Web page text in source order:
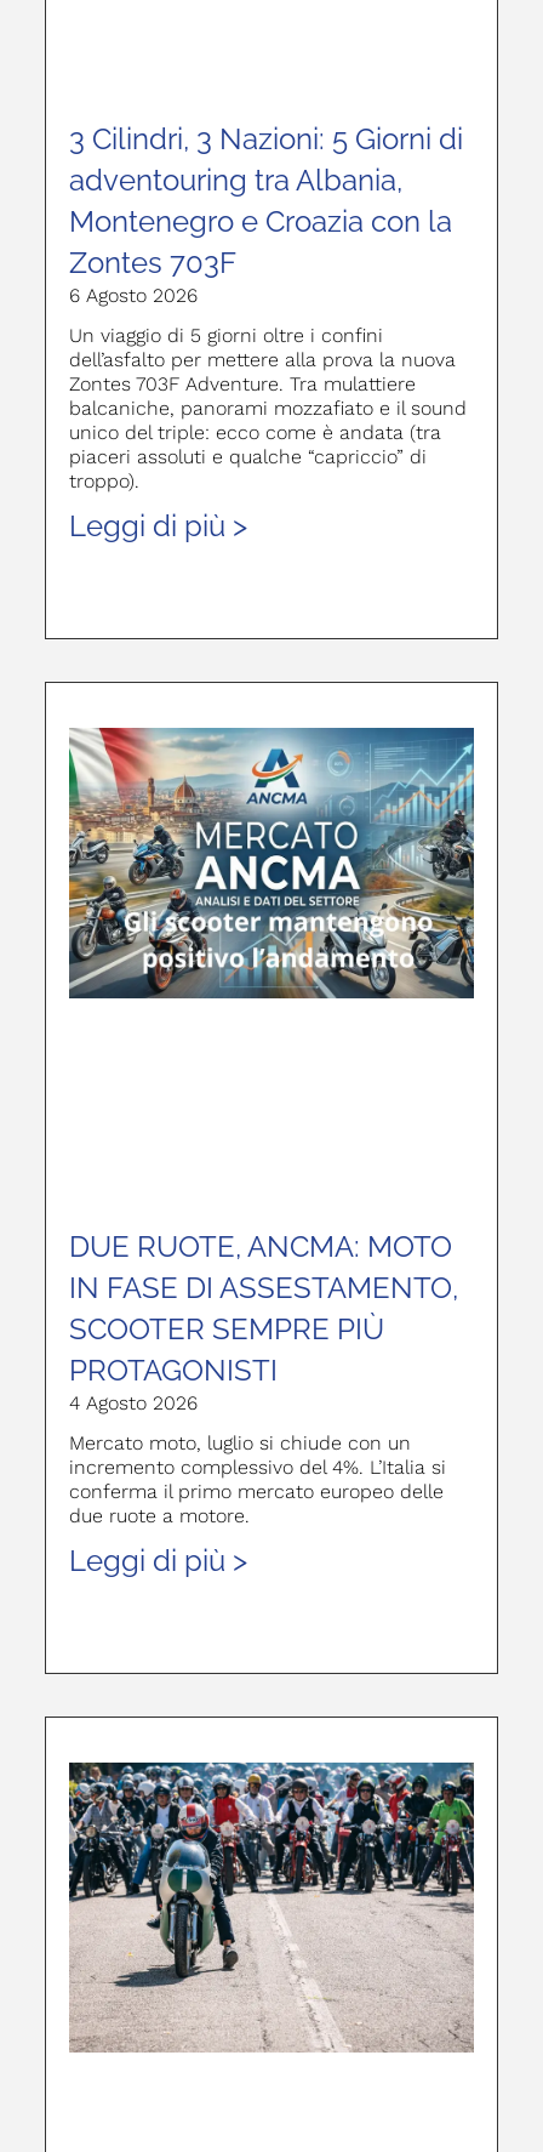
3 Cilindri, 3 Nazioni: 5 Giorni di
adventouring tra Albania,
Montenegro e Croazia con la
Zontes 703F
6 Agosto 2026
Un viaggio di 5 giorni oltre i confini
dell’asfalto per mettere alla prova la nuova
Zontes 703F Adventure. Tra mulattiere
balcaniche, panorami mozzafiato e il sound
unico del triple: ecco come è andata (tra
piaceri assoluti e qualche “capriccio” di
troppo).
Leggi di più >
DUE RUOTE, ANCMA: MOTO
IN FASE DI ASSESTAMENTO,
SCOOTER SEMPRE PIÙ
PROTAGONISTI
4 Agosto 2026
Mercato moto, luglio si chiude con un
incremento complessivo del 4%. L’Italia si
conferma il primo mercato europeo delle
due ruote a motore.
Leggi di più >